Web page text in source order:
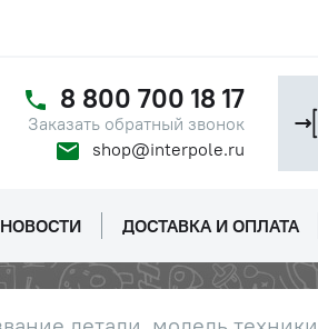
8 800 700 18 17
Заказать обратный звонок
shop@interpole.ru
НОВОСТИ ДОСТАВКА И ОПЛАТА